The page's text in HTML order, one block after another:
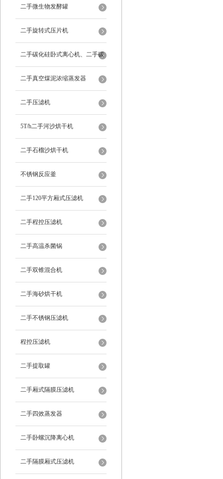
二手微生物发酵罐
二手旋转式压片机
二手碳化硅卧式离心机、二手碳
化硅分级机、二手碳化硅水洗离
心机
二手真空煤泥浓缩蒸发器
二手压滤机
5T/h二手河沙烘干机
二手石榴沙烘干机
不锈钢反应釜
二手120平方厢式压滤机
二手程控压滤机
二手高温杀菌锅
二手双锥混合机
二手海砂烘干机
二手不锈钢压滤机
程控压滤机
二手提取罐
二手厢式隔膜压滤机
二手四效蒸发器
二手卧螺沉降离心机
二手隔膜厢式压滤机